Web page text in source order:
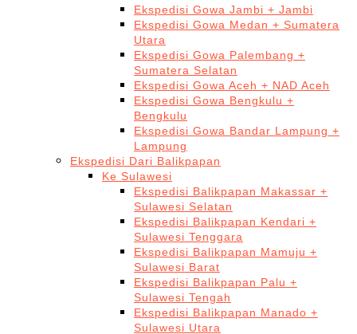
Ekspedisi Gowa Jambi + Jambi
Ekspedisi Gowa Medan + Sumatera
Utara
Ekspedisi Gowa Palembang +
Sumatera Selatan
Ekspedisi Gowa Aceh + NAD Aceh
Ekspedisi Gowa Bengkulu +
Bengkulu
Ekspedisi Gowa Bandar Lampung +
Lampung
Ekspedisi Dari Balikpapan
Ke Sulawesi
Ekspedisi Balikpapan Makassar +
Sulawesi Selatan
Ekspedisi Balikpapan Kendari +
Sulawesi Tenggara
Ekspedisi Balikpapan Mamuju +
Sulawesi Barat
Ekspedisi Balikpapan Palu +
Sulawesi Tengah
Ekspedisi Balikpapan Manado +
Sulawesi Utara